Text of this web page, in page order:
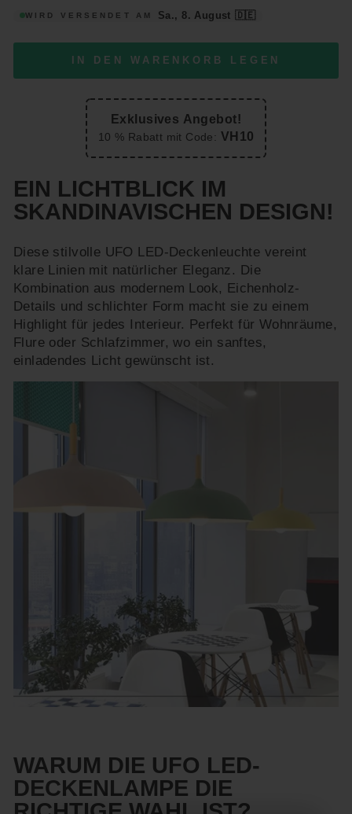
WIRD VERSENDET AM Sa., 8. August 🇩🇪
IN DEN WARENKORB LEGEN
Exklusives Angebot!
10 % Rabatt mit Code: VH10
EIN LICHTBLICK IM
SKANDINAVISCHEN DESIGN!
Diese stilvolle UFO LED-Deckenleuchte vereint
klare Linien mit natürlicher Eleganz. Die
Kombination aus modernem Look, Eichenholz-
Details und schlichter Form macht sie zu einem
Highlight für jedes Interieur. Perfekt für Wohnräume,
Flure oder Schlafzimmer, wo ein sanftes,
einladendes Licht gewünscht ist.
WARUM DIE UFO LED-
DECKENLAMPE DIE